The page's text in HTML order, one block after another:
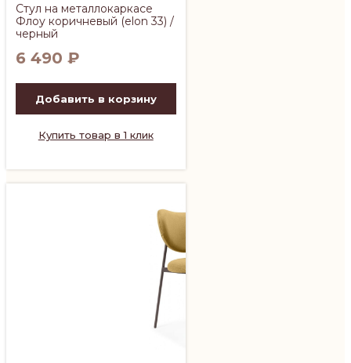
Стул на металлокаркасе
Флоу коричневый (elon 33) /
черный
6 490 ₽
Добавить в корзину
Купить товар в 1 клик